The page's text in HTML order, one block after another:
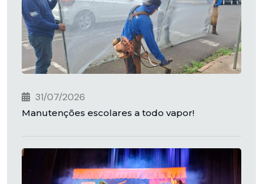
31/07/2026
Manutenções escolares a todo vapor!